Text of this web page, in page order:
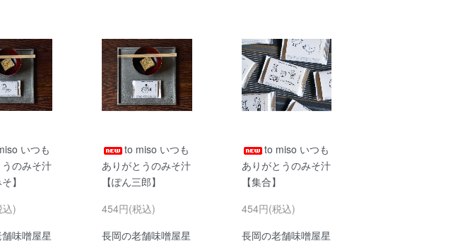
いつも
のみそ汁
】
)
味噌屋星
to miso いつも
ありがとうのみそ汁
【ぽん三郎】
454円(税込)
長岡の老舗味噌屋星
to miso いつも
ありがとうのみそ汁
【集合】
454円(税込)
長岡の老舗味噌屋星